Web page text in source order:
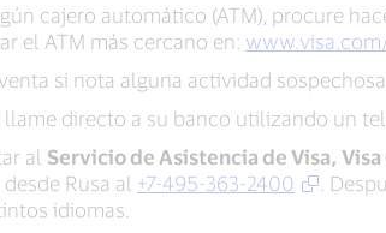
cajero automático (ATM), procure
el ATM más cercano en:
si nota alguna actividad
llame directo a su banco utilizando un
al Servicio de Asistencia de Visa,
Rusa al +7-495-363-2400 .
idiomas.